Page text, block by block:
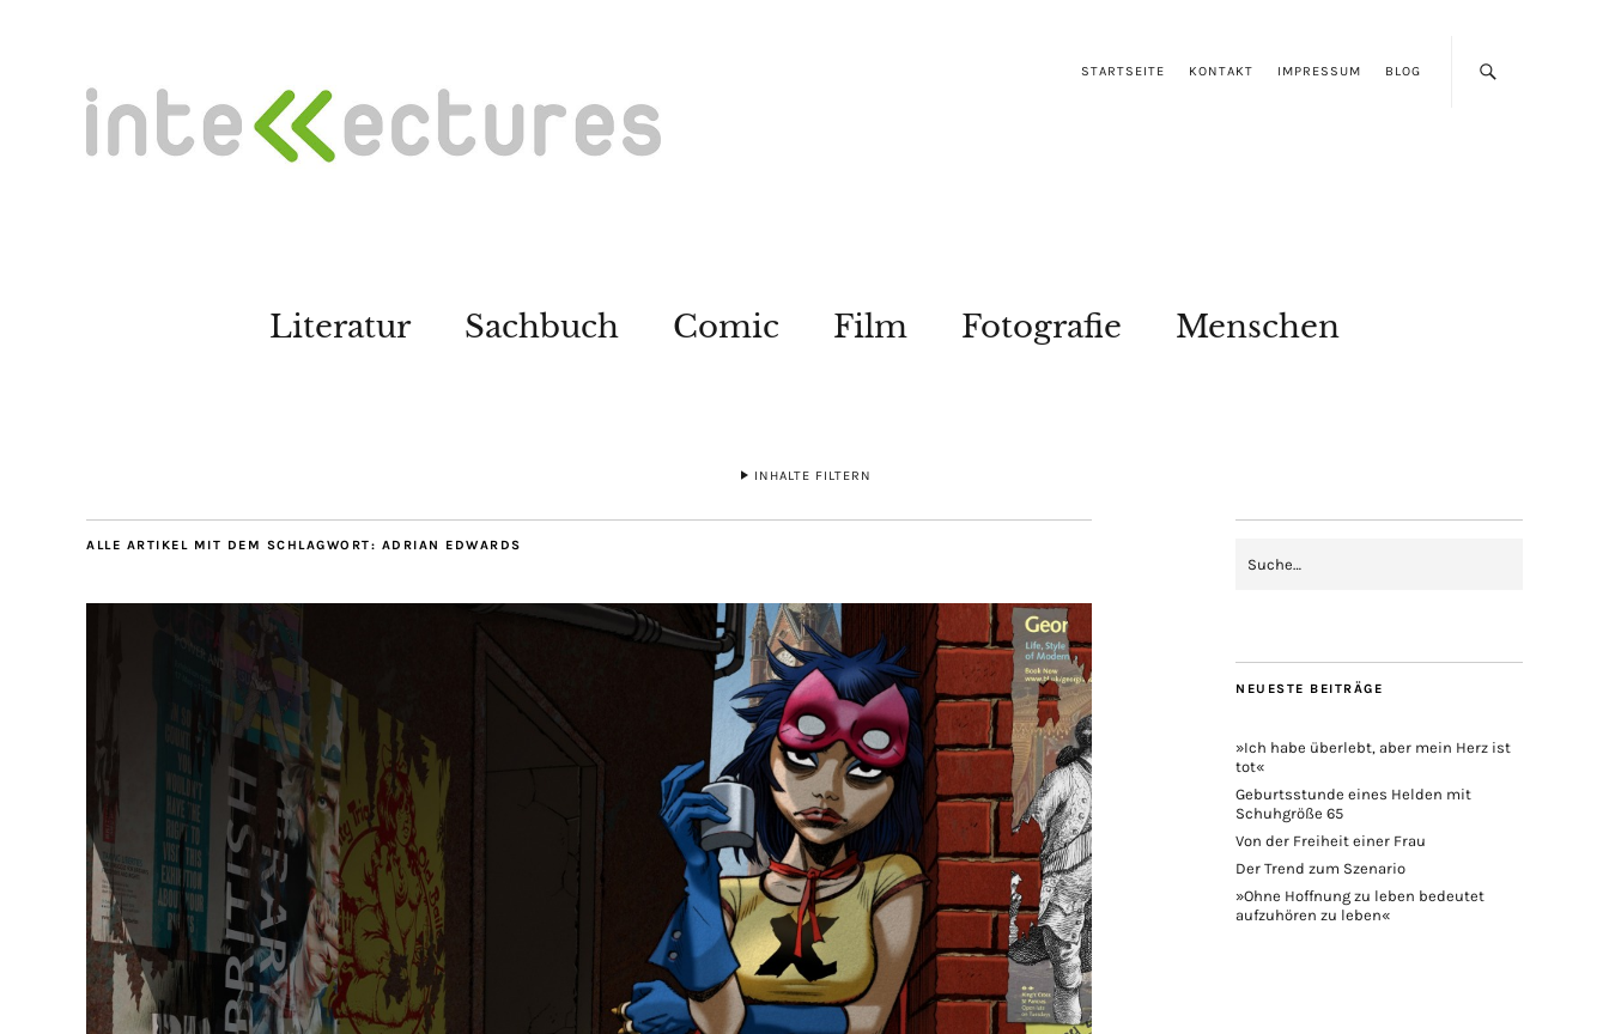
STARTSEITE KONTAKT IMPRESSUM BLOG
Literatur Sachbuch Comic Film Fotografie Menschen
INHALTE FILTERN
ALLE ARTIKEL MIT DEM SCHLAGWORT: ADRIAN EDWARDS
NEUESTE BEITRÄGE
»Ich habe überlebt, aber mein Herz ist
tot«
Geburtsstunde eines Helden mit
Schuhgröße 65
Von der Freiheit einer Frau
Der Trend zum Szenario
»Ohne Hoffnung zu leben bedeutet
aufzuhören zu leben«